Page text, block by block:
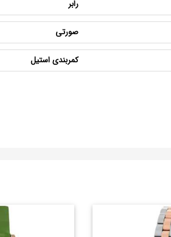
رابر
صورتی
کمربندی استیل